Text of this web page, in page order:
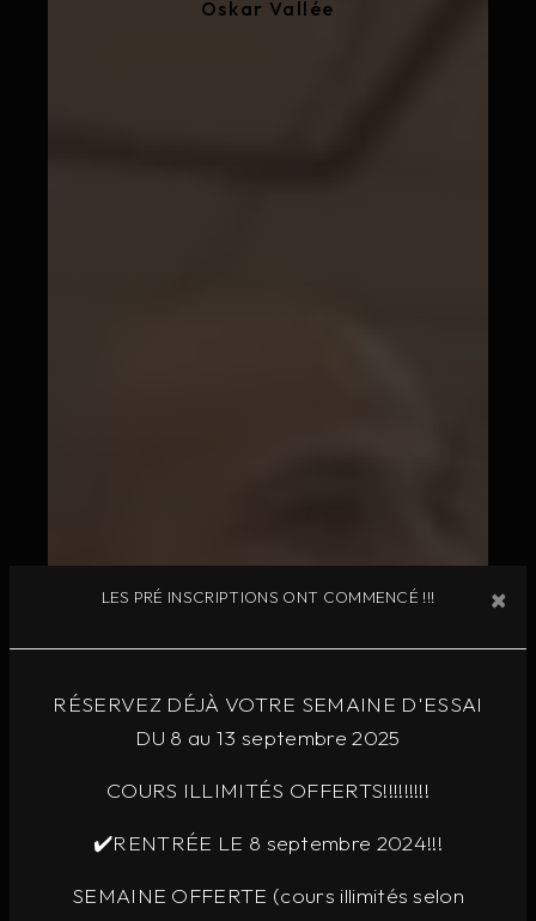
LES PRÉ INSCRIPTIONS ONT COMMENCÉ !!! ×
RÉSERVEZ DÉJÀ VOTRE SEMAINE D'ESSAI
DU 8 au 13 septembre 2025
COURS ILLIMITÉS OFFERTS!!!!!!!!!
✔️RENTRÉE LE 8 septembre 2024!!!
SEMAINE OFFERTE (cours illimités selon
Oskar Vallée